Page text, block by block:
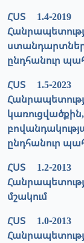
ՀՍՏ 1.4-
ընդհանուր
ՀՍՏ 1.5-
ընդհանուր
ՀՍՏ 1.2-
մշակում
ՀՍՏ 1.0-